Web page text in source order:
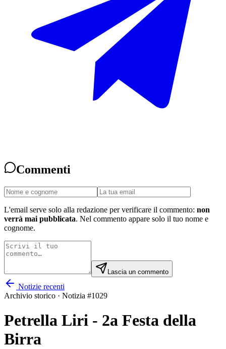
Commenti
L'email serve solo alla redazione per verificare il commento: non
verrà mai pubblicata. Nel commento appare solo il tuo nome e
cognome.
Lascia un commento
Notizie recenti
Archivio storico · Notizia #1029
Petrella Liri - 2a Festa della
Birra